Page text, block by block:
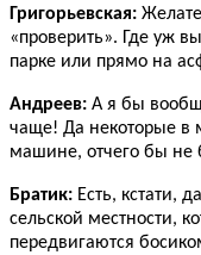
Григорьевская:
«проверить». Где уж
парке или прямо на
Андреев: А я бы
чаще! Да некоторые в
машине, отчего бы не
Братик: Есть, кстати,
сельской местности,
передвигаются